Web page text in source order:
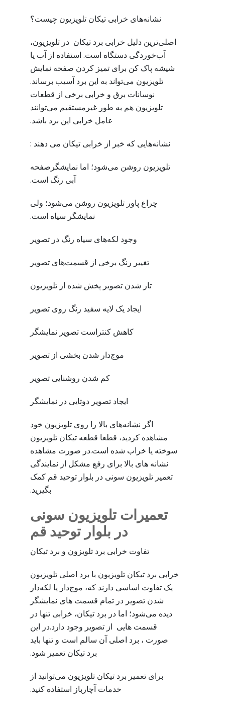
نشانه‌های خرابی تیکان تلویزیون چیست؟
اصلی‌ترین دلیل خرابی برد تیکان در تلویزیون،
آب‌خوردگی دستگاه است. استفاده از آب یا
شیشه پاک کن برای تمیز کردن صفحه نمایش
تلویزیون می‌تواند به این برد آسیب برساند.
نوسانات برق و خرابی برخی از قطعات
تلویزیون هم به طور غیرمستقیم می‌توانند
عامل خرابی این برد باشد.
نشانه‌هایی که خبر از خرابی تیکان می دهند :
تلویزیون روشن می‌شود؛ اما نمایشگرصفحه
آبی رنگ است.
چراغ پاور تلویزیون روشن می‌شود؛ ولی
نمایشگر سیاه است.
وجود لکه‌های سیاه رنگ در تصویر
تغییر رنگ برخی از قسمت‌های تصویر
تار شدن تصویر پخش شده از تلویزیون
ایجاد یک لایه سفید رنگ روی تصویر
کاهش کنتراست تصویر نمایشگر
موج‌دار شدن بخشی از تصویر
کم شدن روشنایی تصویر
ایجاد تصویر دوتایی در نمایشگر
اگر نشانه‌های بالا را روی تلویزیون خود
مشاهده کردید، قطعا قطعه تیکان تلویزیون
سوخته یا خراب شده است.در صورت مشاهده
نشانه های بالا برای رفع مشکل از نمایندگی
تعمیر تلویزیون سونی در بلوار توحید قم کمک
بگیرید.
تعمیرات تلویزیون سونی
در بلوار توحید قم
تفاوت خرابی برد تلویزون و برد تیکان
خرابی برد تیکان تلویزیون با برد اصلی تلویزیون
یک تفاوت اساسی دارند که، موج‌دار یا لکه‌دار
شدن تصویر در تمام قسمت های نمایشگر
دیده می‌شود؛ اما در برد تیکان، خرابی تنها در
قسمت هایی از تصویر وجود دارد.در این
صورت ، برد اصلی آن سالم است و تنها باید
برد تیکان تعمیر شود.
برای تعمیر برد تیکان تلویزیون می‌توانید از
خدمات آچارباز استفاده کنید.